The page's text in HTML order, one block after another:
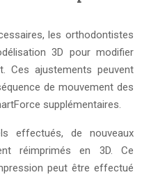
les orthodontistes
3D pour modifier
Ces ajustements peuvent
de mouvement des
supplémentaires.
effectués, de nouveaux
réimprimés en 3D. Ce
peut être effectué